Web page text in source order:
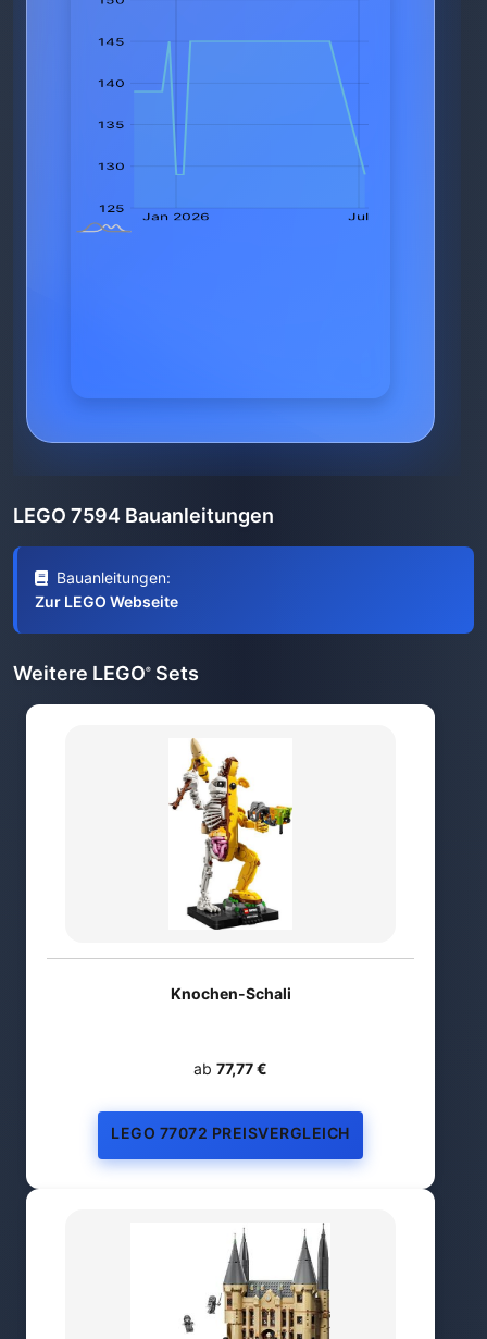
LEGO 7594 Bauanleitungen
Bauanleitungen:
Zur LEGO Webseite
Weitere LEGO® Sets
Knochen-Schali
ab 77,77 €
LEGO 77072 PREISVERGLEICH